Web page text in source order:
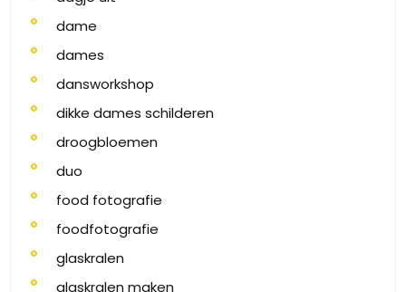
dame
dames
dansworkshop
dikke dames schilderen
droogbloemen
duo
food fotografie
foodfotografie
glaskralen
glaskralen maken